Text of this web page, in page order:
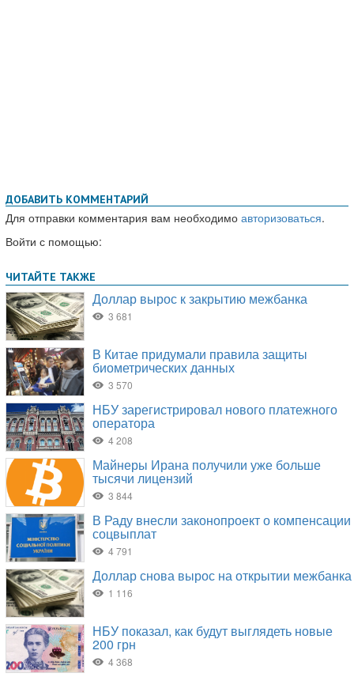
ДОБАВИТЬ КОММЕНТАРИЙ
Для отправки комментария вам необходимо авторизоваться.
Войти с помощью: